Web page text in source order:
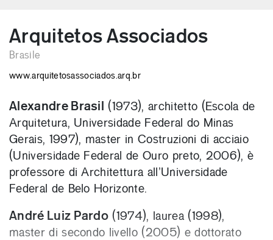
Arquitetos Associados
Brasile
www.arquitetosassociados.arq.br
Alexandre Brasil
(1973), architetto (Escola de
Arquitetura, Universidade Federal do Minas
Gerais, 1997), master in Costruzioni di acciaio
(Universidade Federal de Ouro preto, 2006), è
professore di Architettura all’Universidade
Federal de Belo Horizonte.
André Luiz Pardo (1974), laurea (1998),
master di secondo livello (2005) e dottorato